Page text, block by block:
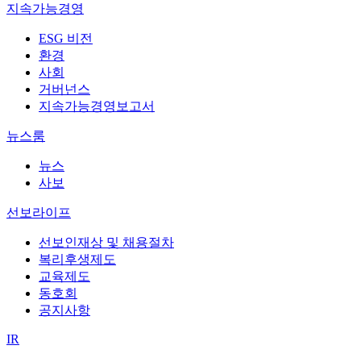
지속가능경영
ESG 비전
환경
사회
거버넌스
지속가능경영보고서
뉴스룸
뉴스
사보
선보라이프
선보인재상 및 채용절차
복리후생제도
교육제도
동호회
공지사항
IR